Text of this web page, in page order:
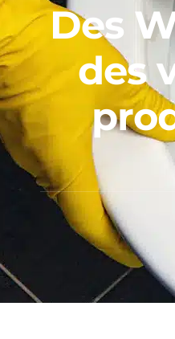
Des
des